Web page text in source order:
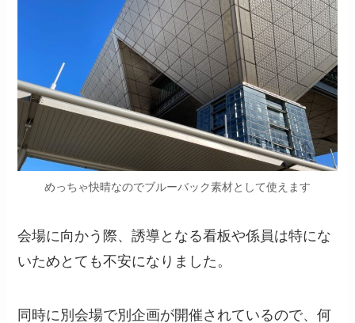
めっちゃ快晴なのでブルーバック素材として使えます
会場に向かう際、誘導となる看板や係員は特にな
いためとても不安になりました。
同時に別会場で別企画が開催されているので、何